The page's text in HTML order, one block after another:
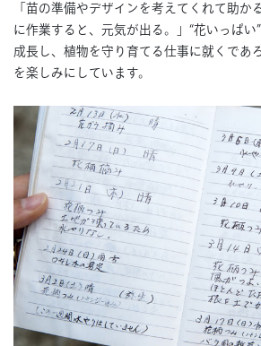
「苗の準備やデザインを考えてくれて助か
に作業すると、元気が出る。」“花いっぱい
成長し、植物を守り育てる仕事に就くであ
を楽しみにしています。